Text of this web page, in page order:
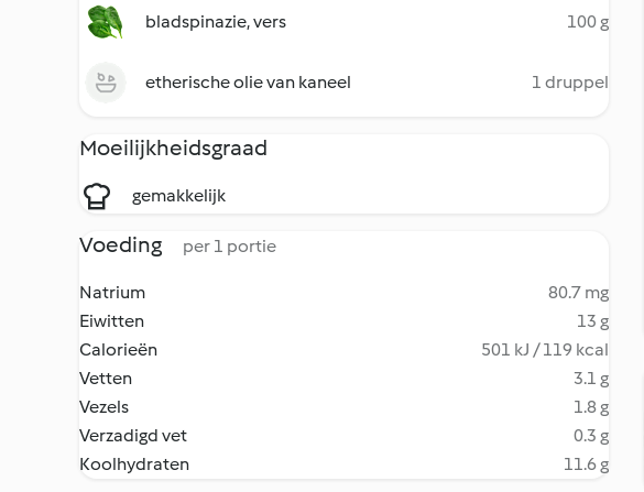
bladspinazie, vers 100 g
etherische olie van kaneel 1 druppel
Moeilijkheidsgraad
gemakkelijk
Voeding per 1 portie
Natrium
80.7 mg
Eiwitten
13 g
Calorieën
501 kJ / 119 kcal
Vetten
3.1 g
Vezels
1.8 g
Verzadigd vet
0.3 g
Koolhydraten
11.6 g